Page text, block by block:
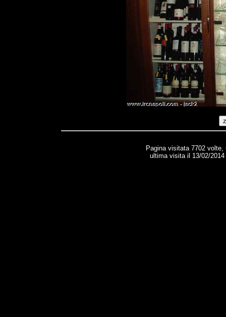
Pagina visitata 7702
ultima visita il 13/02/